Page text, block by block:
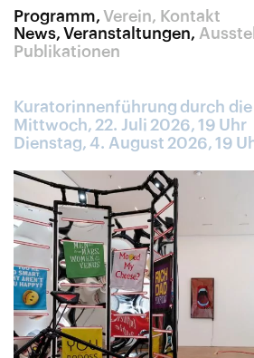
Programm
News Veranstaltungen
Publikationen
Verein Kontakt
Kuratorinnenführung durch
Mittwoch, 22. Juli 2026, 19 Uhr
Dienstag, 4. August 2026, 19